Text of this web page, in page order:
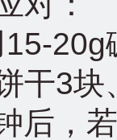
20g
干3
，若